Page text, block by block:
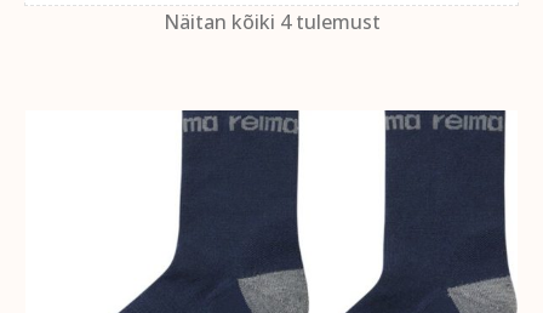
Näitan kõiki 4 tulemust